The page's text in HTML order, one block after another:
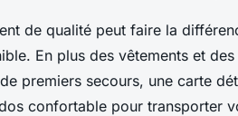
de qualité peut faire la
En plus des vêtements et
premiers secours, une carte
confortable pour transporter